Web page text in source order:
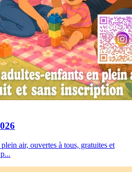
air, ouvertes à tous, gratuites et
...